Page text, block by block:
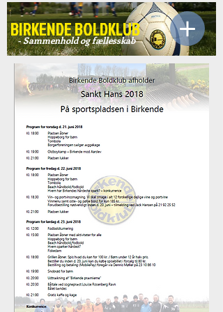
BIRKENDE BOLDKLUB
- Sammenhold og fællesskab